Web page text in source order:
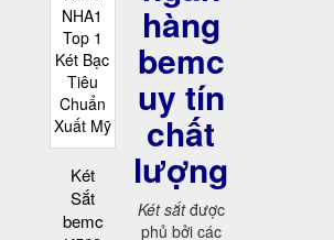
Két
Sắt
bemc
hàng
bemc
uy tín
chất
lượng
Két sắtđược
phủ bởi các